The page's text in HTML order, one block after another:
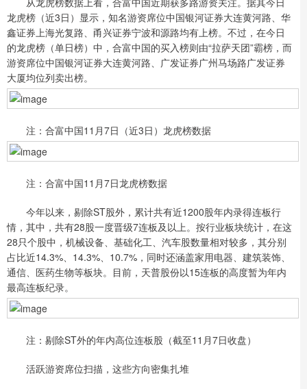
龙虎榜（近3日）显示，知名游资席位中国银河证券大连黄河路、华
鑫证券上海光复路、甬兴证券宁波和源路均有上榜。不过，在今日
的龙虎榜（单日榜）中，合富中国的买入榜则由“拉萨天团”霸榜，而
游资席位中国银河证券大连黄河路、广发证券广州马场路广发证券
大厦均位列卖出榜。
注：合富中国11月7日（近3日）龙虎榜数据
注：合富中国11月7日龙虎榜数据
今年以来，剔除ST股外，累计共有近1200股年内录得连板行
情，其中，共有28股一度晋级7连板及以上。按行业板块统计，在这
28只个股中，机械设备、基础化工、汽车股数量相对较多，其分别
占比近14.3%、14.3%、10.7%，同时还涵盖家用电器、建筑装饰、
通信、医药生物等板块。目前，天普股份以15连板的高度暂为年内
最高连板纪录。
注：剔除ST外的年内高位连板股（截至11月7日收盘）
活跃游资席位扫描，这些方向密集扎堆